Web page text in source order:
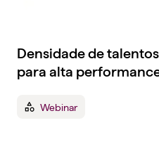
Densidade de
para alta
Webinar